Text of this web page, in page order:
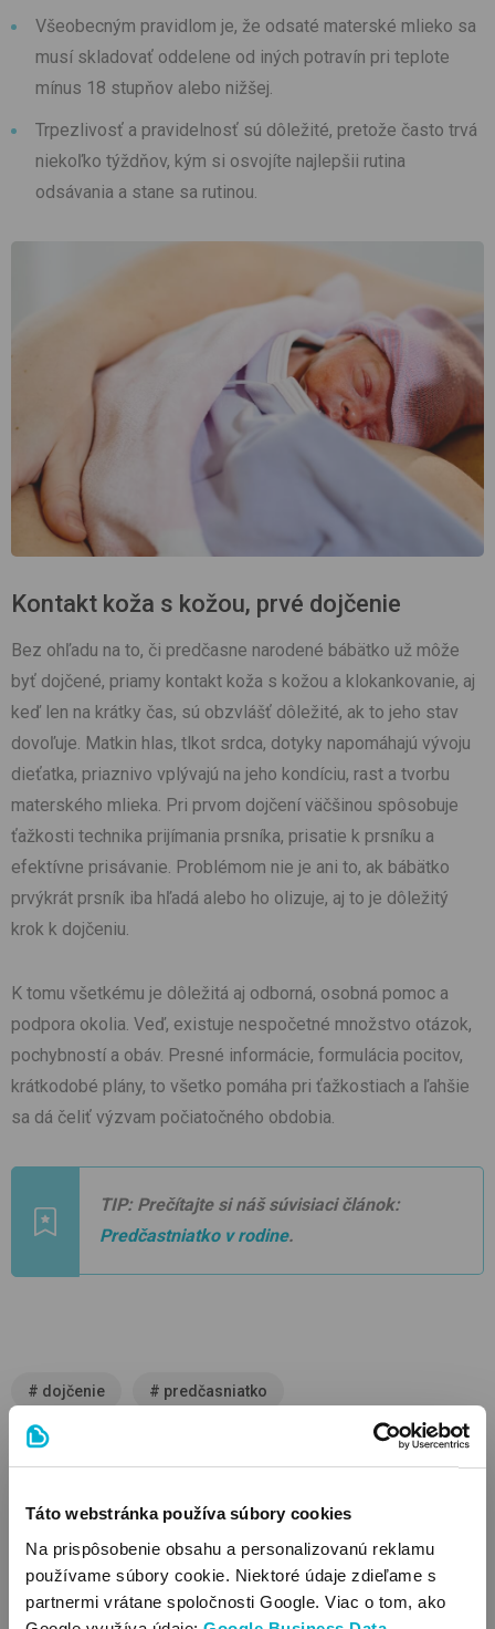
Táto webstránka používa súbory cookies
Na prispôsobenie obsahu a personalizovanú reklamu
používame súbory cookie. Niektoré údaje zdieľame s
partnermi vrátane spoločnosti Google. Viac o tom, ako
Všeobecným pravidlom je, že odsaté materské mlieko sa
musí skladovať oddelene od iných potravín pri teplote
mínus 18 stupňov alebo nižšej.
Trpezlivosť a pravidelnosť sú dôležité, pretože často trvá
niekoľko týždňov, kým si osvojíte najlepšii rutina
odsávania a stane sa rutinou.
Kontakt koža s kožou, prvé dojčenie
Bez ohľadu na to, či predčasne narodené bábätko už môže
byť dojčené, priamy kontakt koža s kožou a klokankovanie, aj
keď len na krátky čas, sú obzvlášť dôležité, ak to jeho stav
dovoľuje. Matkin hlas, tlkot srdca, dotyky napomáhajú vývoju
dieťatka, priaznivo vplývajú na jeho kondíciu, rast a tvorbu
materského mlieka. Pri prvom dojčení väčšinou spôsobuje
ťažkosti technika prijímania prsníka, prisatie k prsníku a
efektívne prisávanie. Problémom nie je ani to, ak bábätko
prvýkrát prsník iba hľadá alebo ho olizuje, aj to je dôležitý
krok k dojčeniu.
K tomu všetkému je dôležitá aj odborná, osobná pomoc a
podpora okolia. Veď, existuje nespočetné množstvo otázok,
pochybností a obáv. Presné informácie, formulácia pocitov,
krátkodobé plány, to všetko pomáha pri ťažkostiach a ľahšie
sa dá čeliť výzvam počiatočného obdobia.
TIP: Prečítajte si náš súvisiaci článok:
Predčastniatko v rodine.
# dojčenie # predčasniatko
SÚVISIACE ČLÁNKY